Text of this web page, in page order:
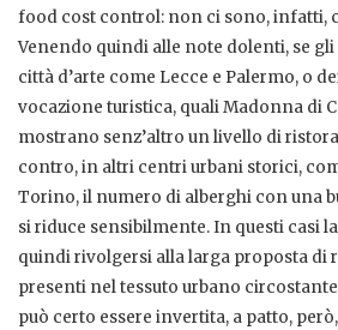
food cost control: non ci sono, infatti,
Venendo quindi alle note dolenti, se
città d’arte come Lecce e Palermo, o
vocazione turistica, quali Madonna di
mostrano senz’altro un livello di
contro, in altri centri urbani storici,
Torino, il numero di alberghi con una
si riduce sensibilmente. In questi casi
quindi rivolgersi alla larga proposta
presenti nel tessuto urbano
può certo essere invertita, a patto,